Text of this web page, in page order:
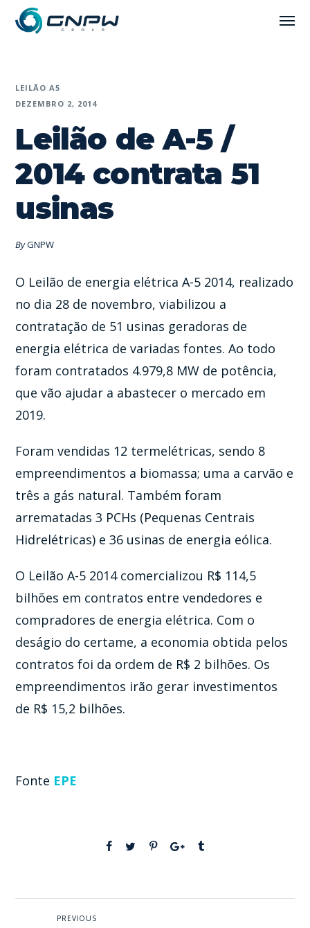
LEILÃO A5
DEZEMBRO 2, 2014
Leilão de A-5 /
2014 contrata 51
usinas
ByGNPW
O Leilão de energia elétrica A-5 2014, realizado
no dia 28 de novembro, viabilizou a
contratação de 51 usinas geradoras de
energia elétrica de variadas fontes. Ao todo
foram contratados 4.979,8 MW de potência,
que vão ajudar a abastecer o mercado em
2019.
Foram vendidas 12 termelétricas, sendo 8
empreendimentos a biomassa; uma a carvão e
três a gás natural. Também foram
arrematadas 3 PCHs (Pequenas Centrais
Hidrelétricas) e 36 usinas de energia eólica.
O Leilão A-5 2014 comercializou R$ 114,5
bilhões em contratos entre vendedores e
compradores de energia elétrica. Com o
deságio do certame, a economia obtida pelos
contratos foi da ordem de R$ 2 bilhões. Os
empreendimentos irão gerar investimentos
de R$ 15,2 bilhões.
Fonte EPE
PREVIOUS